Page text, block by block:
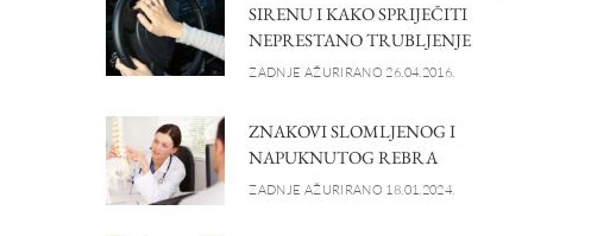
SIRENU I KAKO SPRIJEČITI
NEPRESTANO TRUBLJENJE
ZADNJE AŽURIRANO 26.04.2016.
ZNAKOVI SLOMLJENOG I
NAPUKNUTOG REBRA
ZADNJE AŽURIRANO 18.01.2024.